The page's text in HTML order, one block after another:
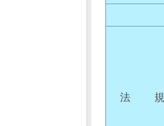
法 規